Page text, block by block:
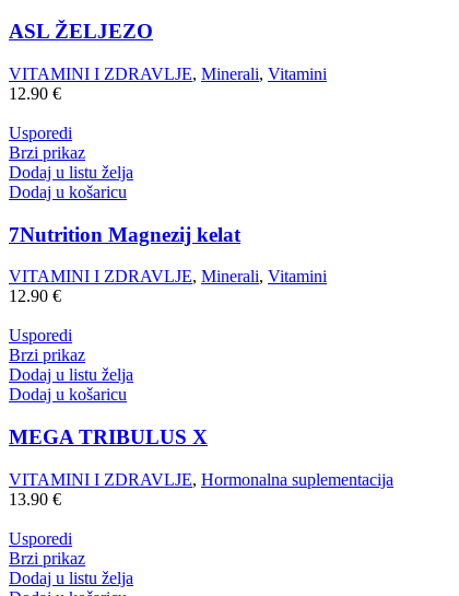
ASL ŽELJEZO
VITAMINI I ZDRAVLJE, Minerali, Vitamini
12.90 €
Usporedi
Brzi prikaz
Dodaj u listu želja
Dodaj u košaricu
7Nutrition Magnezij kelat
VITAMINI I ZDRAVLJE, Minerali, Vitamini
12.90 €
Usporedi
Brzi prikaz
Dodaj u listu želja
Dodaj u košaricu
MEGA TRIBULUS X
VITAMINI I ZDRAVLJE, Hormonalna suplementacija
13.90 €
Usporedi
Brzi prikaz
Dodaj u listu želja